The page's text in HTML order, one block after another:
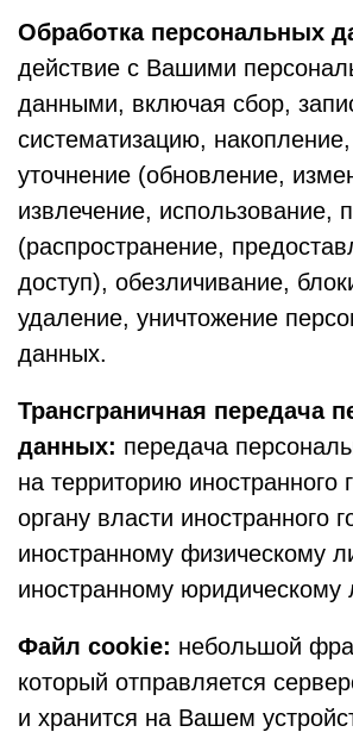
Обработка персональных
действие с Вашими
данными, включая сбор,
систематизацию,
уточнение (обновление,
извлечение, использование,
(распространение,
доступ), обезличивание,
удаление, уничтожение
данных.
Трансграничная передача
данных: передача
на территорию иностранного
органу власти иностранного
иностранному физическому
иностранному юридическому
Файл cookie: небольшой
который отправляется
и хранится на Вашем